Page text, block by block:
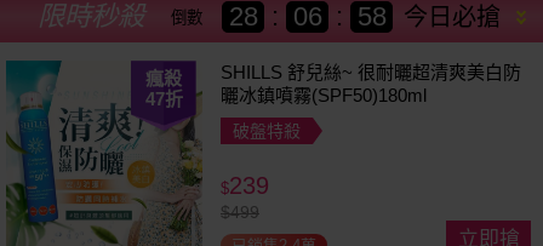
今日必搶
限時秒殺 倒數 28 : 06 : 56
瘋殺
47折
SHILLS 舒兒絲~ 很耐曬超清爽美白防
曬冰鎮噴霧(SPF50)180ml
破盤特殺
$239
$499
立即搶